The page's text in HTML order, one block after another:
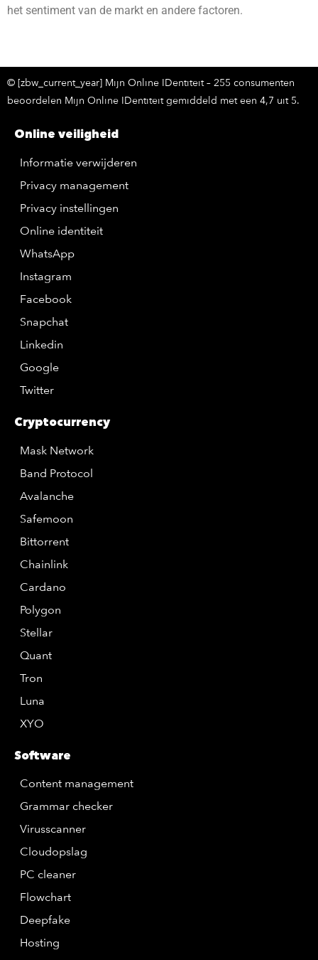
het sentiment van de markt en andere factoren.
© [zbw_current_year] Mijn Online IDentiteit – 255 consumenten
beoordelen Mijn Online IDentiteit gemiddeld met een 4,7 uit 5.
Online veiligheid
Informatie verwijderen
Privacy management
Privacy instellingen
Online identiteit
WhatsApp
Instagram
Facebook
Snapchat
Linkedin
Google
Twitter
Cryptocurrency
Mask Network
Band Protocol
Avalanche
Safemoon
Bittorrent
Chainlink
Cardano
Polygon
Stellar
Quant
Tron
Luna
XYO
Software
Content management
Grammar checker
Virusscanner
Cloudopslag
PC cleaner
Flowchart
Deepfake
Hosting